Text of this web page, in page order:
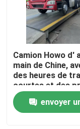
À la maison
Produits
Camion Howo d'
main de Chine,
des heures de
courtes et des
avantageux.
envoyer